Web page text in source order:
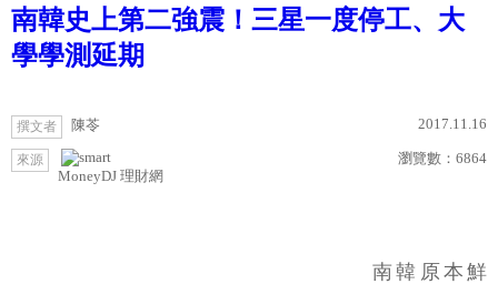
南韓史上第二強震！三星一度停工、大
學學測延期
撰文者 陳苓 2017.11.16
來源
MoneyDJ 理財網
瀏覽數： 6864
南韓原本鮮